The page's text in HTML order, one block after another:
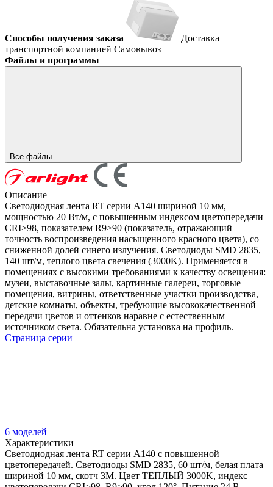
Способы получения заказа
Доставка
транспортной компанией Самовывоз
Файлы и программы
Все файлы
Описание
Светодиодная лента RT серии A140 шириной 10 мм,
мощностью 20 Вт/м, с повышенным индексом цветопередачи
CRI>98, показателем R9>90 (показатель, отражающий
точность воспроизведения насыщенного красного цвета), со
сниженной долей синего излучения. Светодиоды SMD 2835,
140 шт/м, теплого цвета свечения (3000K). Применяется в
помещениях с высокими требованиями к качеству освещения:
музеи, выставочные залы, картинные галереи, торговые
помещения, витрины, ответственные участки производства,
детские комнаты, объекты, требующие высококачественной
передачи цветов и оттенков наравне с естественным
источником света. Обязательна установка на профиль.
Страница серии
6 моделей
Характеристики
Светодиодная лента RT серии A140 с повышенной
цветопередачей. Светодиоды SMD 2835, 60 шт/м, белая плата
шириной 10 мм, скотч 3М. Цвет ТЕПЛЫЙ 3000K, индекс